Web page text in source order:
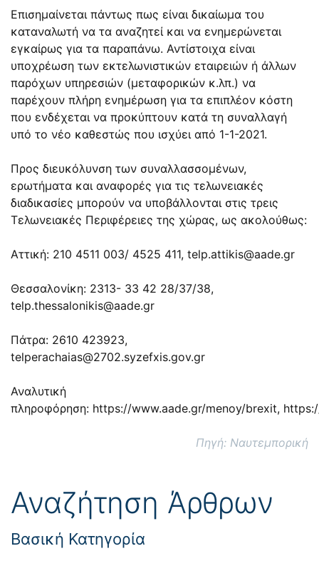
Επισημαίνεται πάντως πως είναι δικαίωμα του
καταναλωτή να τα αναζητεί και να ενημερώνεται
εγκαίρως για τα παραπάνω. Αντίστοιχα είναι
υποχρέωση των εκτελωνιστικών εταιρειών ή άλλων
παρόχων υπηρεσιών (μεταφορικών κ.λπ.) να
παρέχουν πλήρη ενημέρωση για τα επιπλέον κόστη
που ενδέχεται να προκύπτουν κατά τη συναλλαγή
υπό το νέο καθεστώς που ισχύει από 1-1-2021.
Προς διευκόλυνση των συναλλασσομένων,
ερωτήματα και αναφορές για τις τελωνειακές
διαδικασίες μπορούν να υποβάλλονται στις τρεις
Τελωνειακές Περιφέρειες της χώρας, ως ακολούθως:
Αττική: 210 4511 003/ 4525 411, telp.attikis@aade.gr
Θεσσαλονίκη: 2313- 33 42 28/37/38,
telp.thessalonikis@aade.gr
Πάτρα: 2610 423923,
telperachaias@2702.syzefxis.gov.gr
Αναλυτική
πληροφόρηση: https://www.aade.gr/menoy/brexit,
Πηγή: Ναυτεμπορική
Αναζήτηση Άρθρων
Βασική Κατηγορία